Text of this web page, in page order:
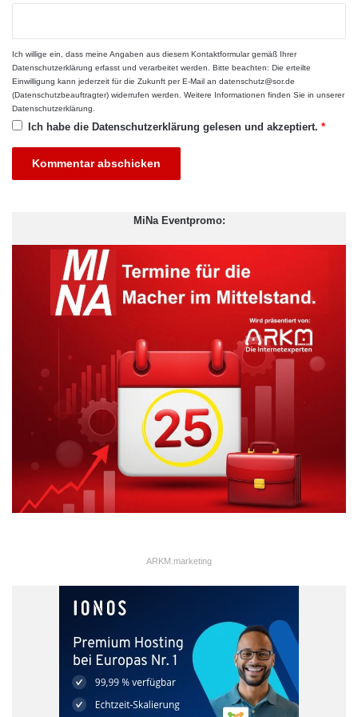
Um die Portfolios immer in einem Optimum zu halten, hat
Portfoliotheoretiker Prof. Eugene Fama und Prof. Kenneth
French. Dabei werden kleine und gut bewerteten Unternehmen
(Small & Value Caps) den Portfolios beigemischt um gezielt
Überrenditen zu gewinnen. Performance-Vergleiche wie die des
EXtra-Magazins konnten nachweisen, dass somit langfristig,
verglichen mit anderen Strategien im Jahr 2016 die höchsten
Renditen erzielt werden konnten.
ARKM.marketing
4. Wer steht hinter dem Namen
Ginmon?
Der Name Ginmon ist japanisch und bedeutet „Silbernes Tor“. In
Japan steht das als ein Sinnbild für Wohlstand und
Unabhängigkeit. Wir fanden diese Analogie ganz passend,
zumal sie auch unsere internationalen Ambitionen verdeutlicht.
Ich willige ein, dass meine Angaben aus diesem Kontaktformular gemäß Ihrer
Datenschutzerklärung erfasst und verarbeitet werden. Bitte beachten: Die erteilte
Einwilligung kann jederzeit für die Zukunft per E-Mail an datenschutz@sor.de
(Datenschutzbeauftragter) widerrufen werden. Weitere Informationen finden Sie in unserer
Datenschutzerklärung.
Ich habe die Datenschutzerklärung gelesen und akzeptiert. *
MiNa Eventpromo:
ARKM.marketing